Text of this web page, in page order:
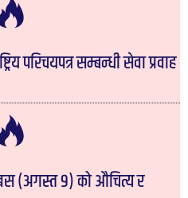
परिचयपत्र सम्बन्धी सेवा प्रवाह
(अगस्त ९) को औचित्य र